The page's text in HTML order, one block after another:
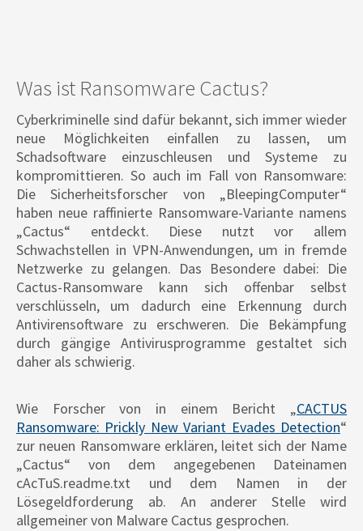
Was ist Ransomware Cactus?
Cyberkriminelle sind dafür bekannt, sich immer wieder
neue Möglichkeiten einfallen zu lassen, um
Schadsoftware einzuschleusen und Systeme zu
kompromittieren. So auch im Fall von Ransomware:
Die Sicherheitsforscher von „BleepingComputer“
haben neue raffinierte Ransomware-Variante namens
„Cactus“ entdeckt. Diese nutzt vor allem
Schwachstellen in VPN-Anwendungen, um in fremde
Netzwerke zu gelangen. Das Besondere dabei: Die
Cactus-Ransomware kann sich offenbar selbst
verschlüsseln, um dadurch eine Erkennung durch
Antivirensoftware zu erschweren. Die Bekämpfung
durch gängige Antivirusprogramme gestaltet sich
daher als schwierig.
Wie Forscher von in einem Bericht „CACTUS
Ransomware: Prickly New Variant Evades Detection“
zur neuen Ransomware erklären, leitet sich der Name
„Cactus“ von dem angegebenen Dateinamen
cAcTuS.readme.txt und dem Namen in der
Lösegeldforderung ab. An anderer Stelle wird
allgemeiner von Malware Cactus gesprochen.